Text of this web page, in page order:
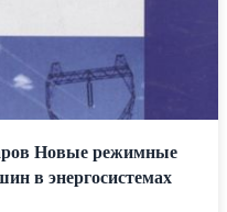
Новые режимные
в энергосистемах